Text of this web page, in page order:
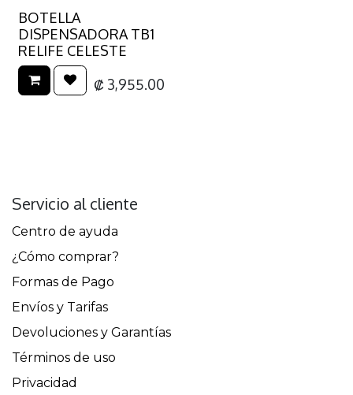
BOTELLA
DISPENSADORA TB1
RELIFE CELESTE
₡ 3,955.00
Servicio al cliente
Centro de ayuda
¿Cómo comprar?
Formas de Pago
Envíos y Tarifas
Devoluciones y Garantías
Términos de uso
Privacidad